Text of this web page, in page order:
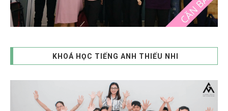
KHOÁ HỌC TIẾNG ANH THIẾU NHI